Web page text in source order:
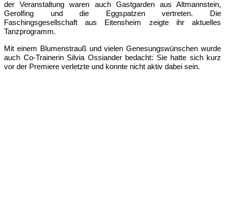
der Veranstaltung waren auch Gastgarden aus Altmannstein,
Gerolfing und die Eggspatzen vertreten. Die
Faschingsgesellschaft aus Eitensheim zeigte ihr aktuelles
Tanzprogramm.
Mit einem Blumenstrauß und vielen Genesungswünschen wurde
auch Co-Trainerin Silvia Ossiander bedacht: Sie hatte sich kurz
vor der Premiere verletzte und konnte nicht aktiv dabei sein.